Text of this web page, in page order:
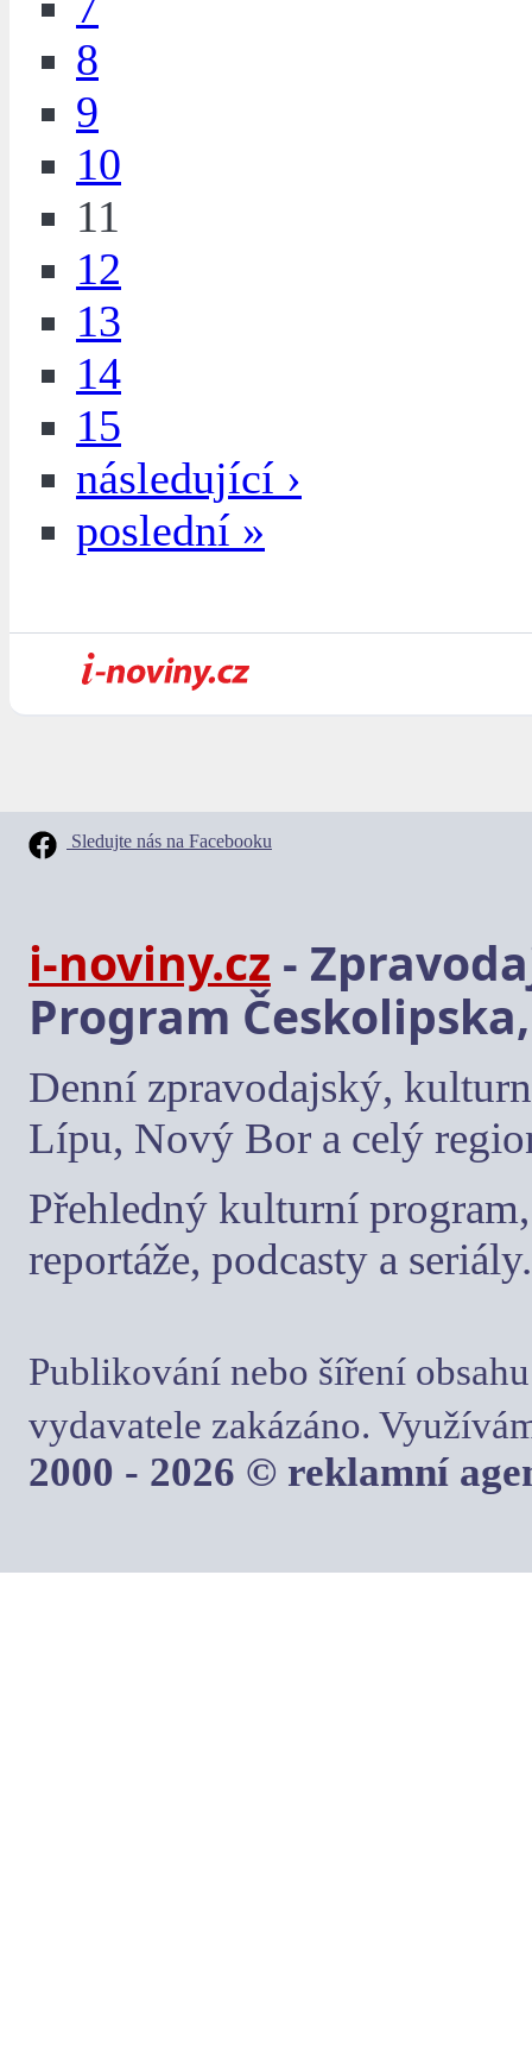
8
9
10
11
12
13
14
15
následující ›
poslední »
Sledujte nás na Facebooku
i-noviny.cz -
Program
Denní zpravodajský,
Lípu, Nový Bor a celý
Přehledný kulturní
reportáže, podcasty a seriály.
Publikování nebo šíření
vydavatele zakázáno.
2000 - 2026 © reklamní